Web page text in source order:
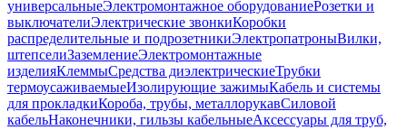
универсальныеЭлектромонтажное оборудованиеРозетки и
выключателиЭлектрические звонкиКоробки
распределительные и подрозетникиЭлектропатроныВилки,
штепселиЗаземлениеЭлектромонтажные
изделияКлеммыСредства диэлектрическиеТрубки
термоусаживаемыеИзолирующие зажимыКабель и системы
для прокладкиКороба, трубы, металлорукавСиловой
кабельНаконечники, гильзы кабельныеАксессуары для труб,